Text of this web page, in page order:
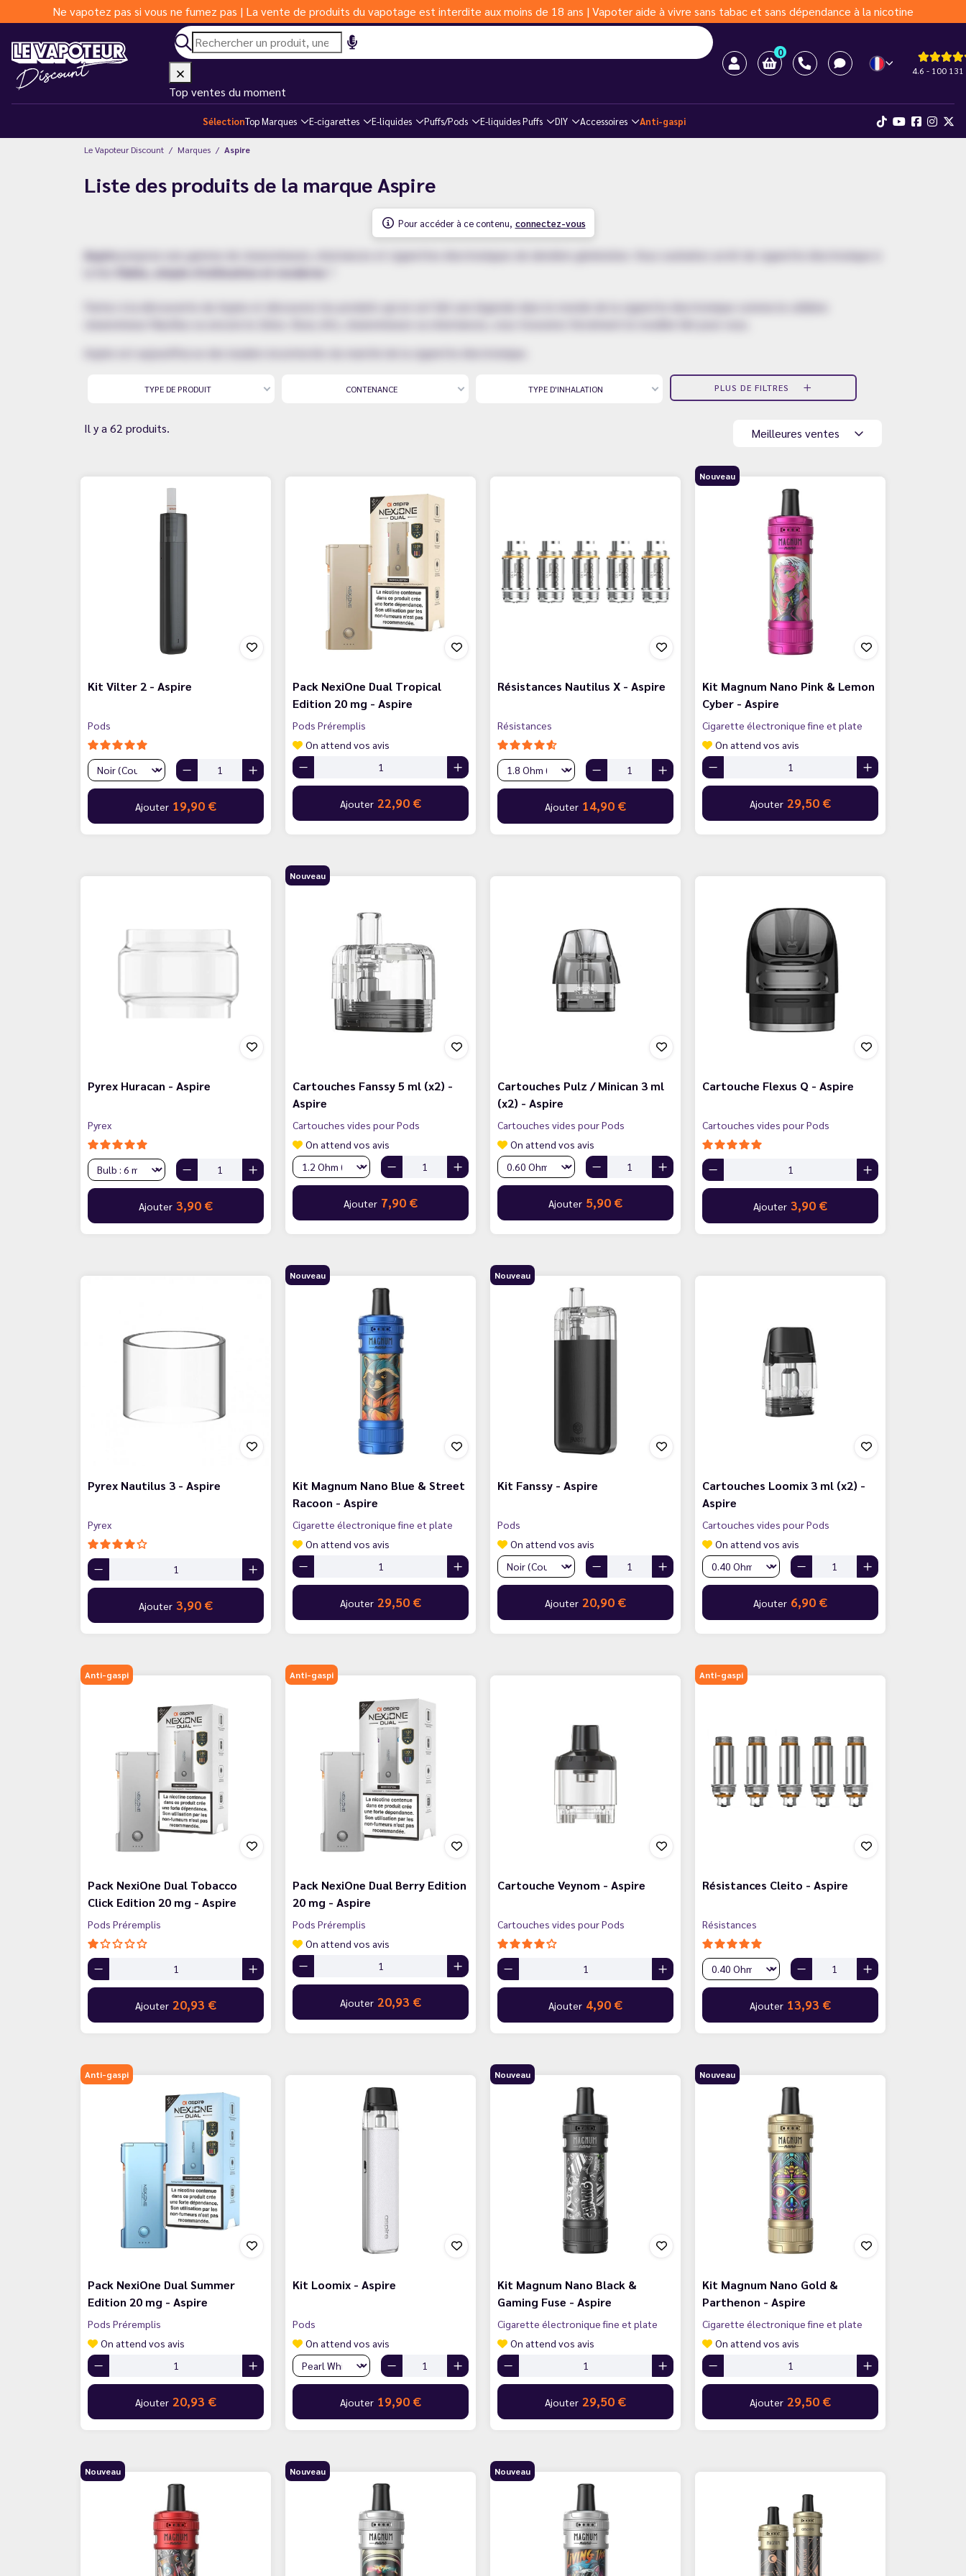
Ne vapotez pas si vous ne fumez pas | La vente de produits du vapotage est interdite aux moins de 18 ans | Vapoter aide à vivre sans tabac et sans dépendance à la nicotine
0
4.6 - 100 131
Top ventes du moment
SélectionTop Marques E-cigarettes E-liquides Puffs/Pods E-liquides Puffs DIY Accessoires Anti-gaspi
Le Vapoteur Discount Marques Aspire
Liste des produits de la marque Aspire
Pour accéder à ce contenu, connectez-vous
Aspire
propose une gamme de clearomiseurs, résistances et cigarettes électroniques de dernière génération. Vous souhaitez un kit de cigarette électronique à
fiable, simple d'utilisation et moderne
Partez à la découverte de Aspire et découvrez les produits qui en ont fait une légende dans le monde de la cigarette électronique comme le célèbre
Aspire est aujourd'hui un des leaders incontestés du marché de la cigarette électronique.
TYPE DE PRODUIT CONTENANCE TYPE D'INHALATION PLUS DE FILTRES
Il y a 62 produits. Meilleures ventes
Kit Vilter 2 - Aspire
Pods
Ajouter 19,90 €
Pack NexiOne Dual Tropical
Edition 20 mg - Aspire
Pods Préremplis
On attend vos avis
Ajouter 22,90 €
Résistances Nautilus X - Aspire
Résistances
Ajouter 14,90 €
Nouveau
Kit Magnum Nano Pink & Lemon
Cyber - Aspire
Cigarette électronique fine et plate
On attend vos avis
Ajouter 29,50 €
Pyrex Huracan - Aspire
Pyrex
Ajouter 3,90 €
Nouveau
Cartouches Fanssy 5 ml (x2) -
Aspire
Cartouches vides pour Pods
On attend vos avis
Ajouter 7,90 €
Cartouches Pulz / Minican 3 ml
(x2) - Aspire
Cartouches vides pour Pods
On attend vos avis
Ajouter 5,90 €
Cartouche Flexus Q - Aspire
Cartouches vides pour Pods
Ajouter 3,90 €
Pyrex Nautilus 3 - Aspire
Pyrex
Ajouter 3,90 €
Nouveau
Kit Magnum Nano Blue & Street
Racoon - Aspire
Cigarette électronique fine et plate
On attend vos avis
Ajouter 29,50 €
Nouveau
Kit Fanssy - Aspire
Pods
On attend vos avis
Ajouter 20,90 €
Cartouches Loomix 3 ml (x2) -
Aspire
Cartouches vides pour Pods
On attend vos avis
Ajouter 6,90 €
Anti-gaspi
Pack NexiOne Dual Tobacco
Click Edition 20 mg - Aspire
Pods Préremplis
Ajouter 20,93 €
Anti-gaspi
Pack NexiOne Dual Berry Edition
20 mg - Aspire
Pods Préremplis
On attend vos avis
Ajouter 20,93 €
Cartouche Veynom - Aspire
Cartouches vides pour Pods
Ajouter 4,90 €
Anti-gaspi
Résistances Cleito - Aspire
Résistances
Ajouter 13,93 €
Anti-gaspi
Pack NexiOne Dual Summer
Edition 20 mg - Aspire
Pods Préremplis
On attend vos avis
Ajouter 20,93 €
Kit Loomix - Aspire
Pods
On attend vos avis
Ajouter 19,90 €
Nouveau
Kit Magnum Nano Black &
Gaming Fuse - Aspire
Cigarette électronique fine et plate
On attend vos avis
Ajouter 29,50 €
Nouveau
Kit Magnum Nano Gold &
Parthenon - Aspire
Cigarette électronique fine et plate
On attend vos avis
Ajouter 29,50 €
Nouveau Nouveau Nouveau